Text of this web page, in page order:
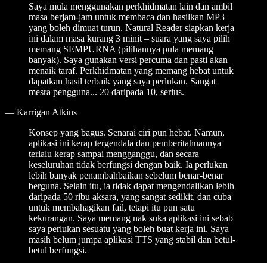
Saya mula menggunakan perkhidmatan lain dan ambil
masa berjam-jam untuk membaca dan hasilkan MP3
yang boleh dimuat turun. Natural Reader siapkan kerja
ini dalam masa kurang 3 minit – suara yang saya pilih
memang SEMPURNA (pilihannya pula memang
banyak). Saya gunakan versi percuma dan pasti akan
menaik taraf. Perkhidmatan yang memang hebat untuk
dapatkan hasil terbaik yang saya perlukan. Sangat
mesra pengguna... 20 daripada 10, serius.
— Karrigan Atkins
Konsep yang bagus. Senarai ciri pun hebat. Namun,
aplikasi ini kerap tergendala dan pemberitahuannya
terlalu kerap sampai mengganggu, dan secara
keseluruhan tidak berfungsi dengan baik. Ia perlukan
lebih banyak penambahbaikan sebelum benar-benar
berguna. Selain itu, ia tidak dapat mengendalikan lebih
daripada 50 ribu aksara, yang sangat sedikit, dan cuba
untuk membahagikan fail, tetapi itu pun satu
kekurangan. Saya memang nak suka aplikasi ini sebab
saya perlukan sesuatu yang boleh buat kerja ini. Saya
masih belum jumpa aplikasi TTS yang stabil dan betul-
betul berfungsi.